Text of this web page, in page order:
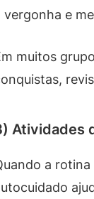
vergonha e
muitos
Atividades
a